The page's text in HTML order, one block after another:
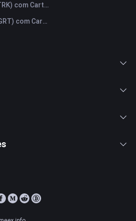
Compre Starknet (STRK) com Cartão de Crédito ou Débito Instantaneamente
Compre The Graph (GRT) com Cartão de Crédito ou Débito Instantaneamente